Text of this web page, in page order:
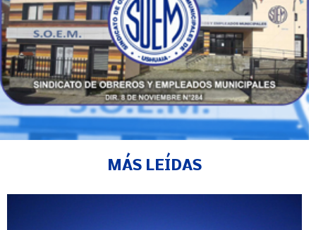
MÁS LEÍDAS